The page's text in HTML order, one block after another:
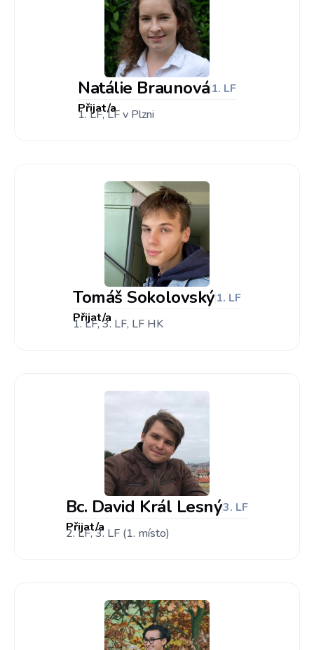
Natálie Braunová1. LF
Přijat/a
1. LF, LF v Plzni
Tomáš Sokolovský1. LF
Přijat/a
1. LF, 3. LF, LF HK
Bc. David Král Lesný3. LF
Přijat/a
2. LF, 3. LF (1. místo)